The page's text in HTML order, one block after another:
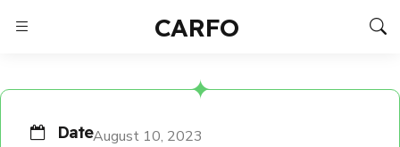
CARFO
DateAugust 10, 2023